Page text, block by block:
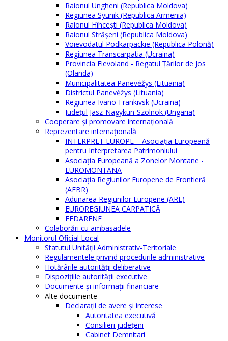
Raionul Ungheni (Republica Moldova)
Regiunea Syunik (Republica Armenia)
Raionul Hîncești (Republica Moldova)
Raionul Străşeni (Republica Moldova)
Voievodatul Podkarpackie (Republica Polonă)
Regiunea Transcarpatia (Ucraina)
Provincia Flevoland - Regatul Ţărilor de Jos
(Olanda)
Municipalitatea Panevėžys (Lituania)
Districtul Panevėžys (Lituania)
Regiunea Ivano-Frankivsk (Ucraina)
Judeţul Jasz-Nagykun-Szolnok (Ungaria)
Cooperare şi promovare internaţională
Reprezentare internaţională
INTERPRET EUROPE – Asociația Europeană
pentru Interpretarea Patrimoniului
Asociația Europeană a Zonelor Montane -
EUROMONTANA
Asociația Regiunilor Europene de Frontieră
(AEBR)
Adunarea Regiunilor Europene (ARE)
EUROREGIUNEA CARPATICĂ
FEDARENE
Colaborări cu ambasadele
Monitorul Oficial Local
Statutul Unităţii Administrativ-Teritoriale
Regulamentele privind procedurile administrative
Hotărârile autorităţii deliberative
Dispoziţiile autorităţii executive
Documente şi informaţii financiare
Alte documente
Declaraţii de avere şi interese
Autoritatea executivă
Consilieri judeţeni
Cabinet Demnitari